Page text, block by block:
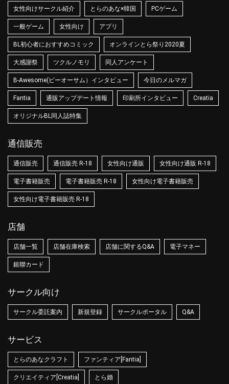
女性向けサークル紹介 とらのあな×韓国 PCゲーム
一般ゲーム 女性向け アプリ
BL初心者におすすめコミック オンラインとら祭り2020夏
大感謝祭 ツクルノモリ 同人アンケート
B-Awesome(ビーオーサム）インタビュー 今日のメルマガ
Fantia 通販アップデート情報 印刷所インタビュー Creatia
オリジナルBL同人誌特集
通信販売
通信販売 通信販売 R-18 女性向け通販 女性向け通販 R-18
電子書籍販売 電子書籍販売 R-18 女性向け電子書籍販売
女性向け電子書籍販売 R-18
店舗
店舗一覧 店舗在庫検索 店舗に関するQ&A 電子マネー
銀聯カード
サークル向け
サークル委託案内 新規登録 サークルポータル Q&A
サービス
とらのあなクラフト ファンティア[Fantia]
クリエイティア[Creatia] とら婚